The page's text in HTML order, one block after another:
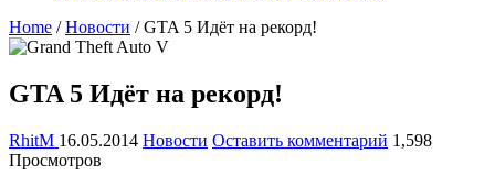
Home / Новости / GTA 5 Идёт на рекорд!
GTA 5 Идёт на рекорд!
RhitM 16.05.2014 Новости Оставить комментарий 1,598
Просмотров